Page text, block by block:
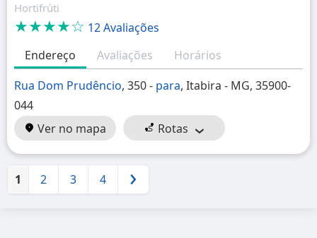
Hortifrúti
★★★★☆ 12 Avaliações
Endereço
Avaliações
Horários
Rua Dom Prudêncio, 350 - para, Itabira - MG, 35900-
044
Ver no mapa
Rotas
1 2 3 4 Próximo